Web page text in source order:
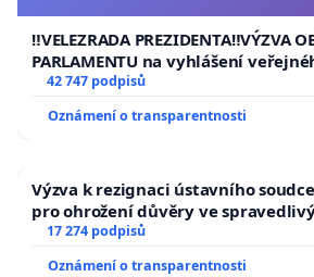
republiky
‼️VELEZRADA PREZIDENTA‼️VÝZVA
PARLAMENTU na vyhlášení
144 jednacího řádu Senátu k
usnesení k podání ústavní žaloby
republiky
42 747 podpisů
Oznámení o transparentnosti
Výzva k rezignaci ústavního soudce
pro ohrožení důvěry ve
17 274 podpisů
Oznámení o transparentnosti